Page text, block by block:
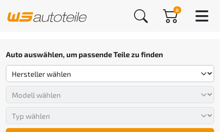
0
Auto auswählen, um passende Teile zu finden